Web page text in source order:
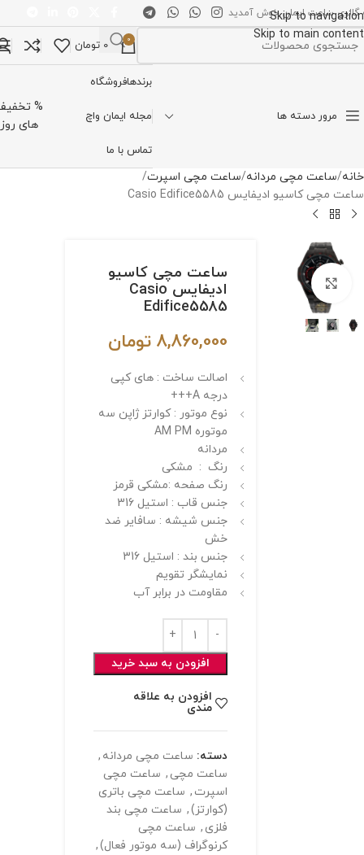
Skip to navigation
Skip to main content
گالری ساعت ایمان خوش آمدید
0
0 تومان
مرور دسته ها
برندهافروشگاه
مجله ایمان واچ
تماس با ما
%
های روز
خانه ساعت مچی مردانه ساعت مچی اسپرت
ساعت مچی کاسیو ادیفایس Casio Edifice5585
برای بزرگنمایی کلیک کنیدساعت مچی کاسیو
ادیفایس Casio
Edifice5585
8,860,000 تومان
اصالت ساخت : های کپی
درجه A+++
نوع موتور : کوارتز ژاپن سه
موتوره AM PM
مردانه
رنگ : مشکی
رنگ صفحه :مشکی قرمز
جنس قاب : استیل 316
جنس شیشه : سافایر ضد
خش
جنس بند : استیل 316
نمایشگر تقویم
مقاومت در برابر آب
افزودن به سبد خرید
افزودن به علاقه
مندی
دسته: ساعت مچی مردانه ,
ساعت مچی , ساعت مچی
اسپرت , ساعت مچی باتری
(کوارتز), ساعت مچی بند
فلزی , ساعت مچی
کرنوگراف (سه موتور فعال),